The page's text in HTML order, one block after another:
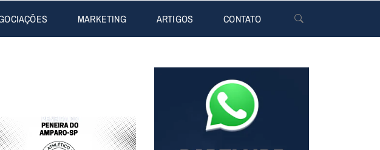
MARKETING ARTIGOS CONTATO